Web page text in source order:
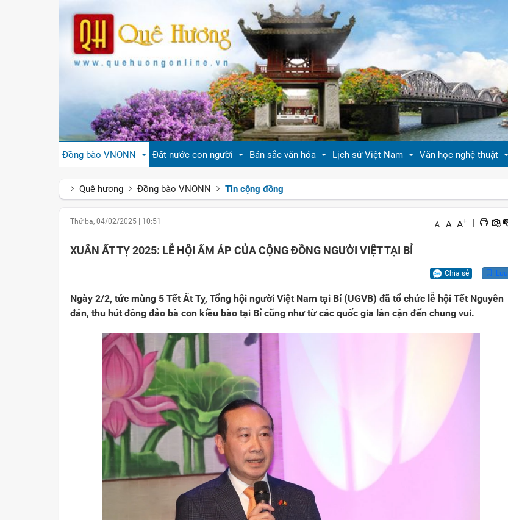
Đồng bào VNONN
Trang văn học nghệ thuật
Triệu trái tim nhân ái hướng về Tổ quốc
Đất nước con người
Sự thật và chân lý không thể đảo ngược
Bản sắc văn hóa
Giải thích thành ngữ - tục ngữ
Việt sử giai thoại
Cổ học tinh hoa
Lịch sử Việt Nam Văn học nghệ thuật
Ca dao tục ngữ
Tiểu thuyết
Quê hương Đồng bào VNONN Tin cộng đồng
Thứ ba, 04/02/2025 10:51 A- A A+
XUÂN ẤT TỴ 2025: LỄ HỘI ẤM ÁP CỦA CỘNG ĐỒNG NGƯỜI VIỆT TẠI BỈ
Chia sẻ Lưu
Ngày 2/2, tức mùng 5 Tết Ất Tỵ, Tổng hội người Việt Nam tại Bỉ (UGVB) đã tổ chức lễ hội Tết Nguyên
đán, thu hút đông đảo bà con kiều bào tại Bỉ cũng như từ các quốc gia lân cận đến chung vui.